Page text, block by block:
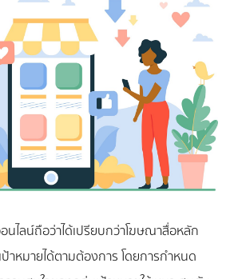
นไลน์ถือว่าได้เปรียบกว่าโฆษณาสื่อหลัก
าหมายได้ตามต้องการ โดยการกำหนด